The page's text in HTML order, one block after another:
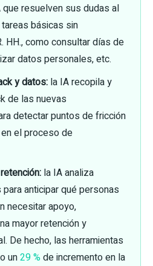
resuelven sus dudas al
básicas sin
HH., como consultar días de
datos personales, etc.
y datos: la IA recopila y
de las nuevas
detectar puntos de fricción
el proceso de
la IA analiza
anticipar qué personas
necesitar apoyo,
mayor retención y
De hecho, las herramientas
un29 %de incremento en la